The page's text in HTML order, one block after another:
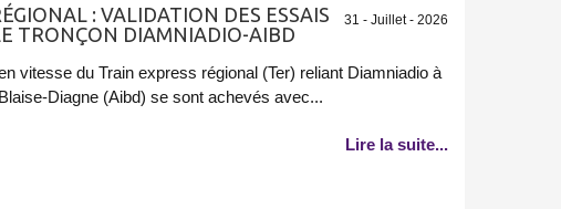
31 - Juillet - 2026
: VALIDATION DES ESSAIS
TRONÇON DIAMNIADIO-AIBD
vitesse du Train express régional (Ter) reliant Diamniadio à
Diagne (Aibd) se sont achevés avec...
Lire la suite...